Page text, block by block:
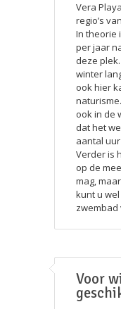
Vera
regio’s
In theorie
per jaar
deze
winter
ook hier
ook in de
dat het
aantal
Verder is
op de
mag,
kunt u
Voor